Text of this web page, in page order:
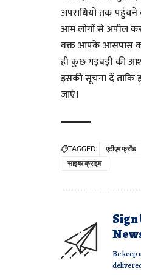
अपराधियों तक
आम लोगों से अपील
वक्त आपके आसपास
ही कुछ गड़बड़ी की
इसकी सूचना दें ताकि
जाएं।
TAGGED: एटीएम फ्रॉड
साइबर क्राइम
Sign
Be keep